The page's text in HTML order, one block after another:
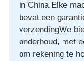
in China.Elke
bevat een
verzendingWe
onderhoud, met
om rekening te